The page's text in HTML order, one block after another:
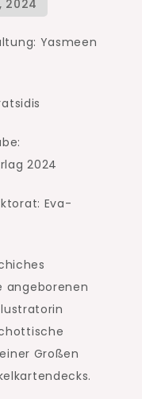
Yasmeen
2024
Eva-
angeborenen
Großen